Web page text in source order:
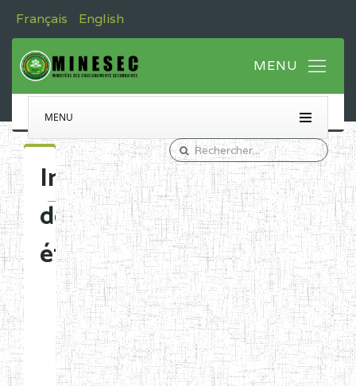
Français English
MENU
Immatriculation
des
établissements
Etablissements
d'enseignement